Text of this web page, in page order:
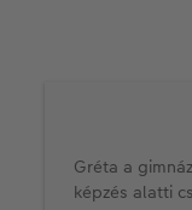
Gréta a
képzés alatti